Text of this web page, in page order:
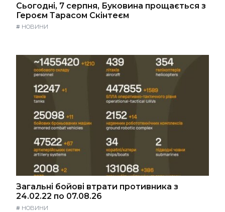
Сьогодні, 7 серпня, Буковина прощається з
Героєм Тарасом Скінтеєм
# НОВИНИ
Загальні бойові втрати противника з
24.02.22 по 07.08.26
# НОВИНИ